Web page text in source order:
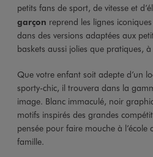
petits fans de sport, de vitesse et
garçon reprend les lignes
dans des versions adaptées aux
baskets aussi jolies que pratiques,
Que votre enfant soit adepte d’un
sporty-chic, il trouvera dans la
image. Blanc immaculé, noir
motifs inspirés des grandes
pensée pour faire mouche à l’école
famille.